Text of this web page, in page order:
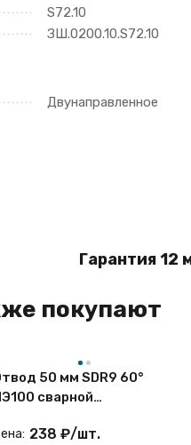
S72.10
ЗШ.0200.10.S72.10
Двунаправленное
Гарантия 12
покупают
50 мм SDR9 60°
сварной
238 ₽/шт.